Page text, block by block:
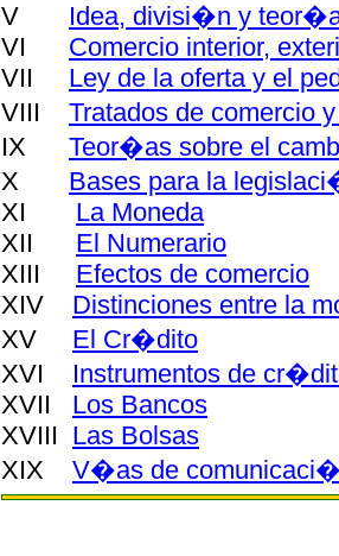
V Idea, divisi�n y
VI Comercio interior,
VII Ley de la oferta y el
VIII Tratados de comercio
IX Teor�as sobre el
X Bases para la
XI La Moneda
XII El Numerario
XIII Efectos de comercio
XIV Distinciones entre la
XV El Cr�dito
XVI Instrumentos de
XVII Los Bancos
XVIII Las Bolsas
XIX V�as de